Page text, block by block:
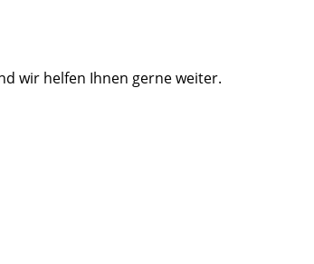
wir helfen Ihnen gerne weiter.